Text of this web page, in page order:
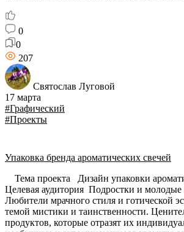
0
0
207
Святослав Луговой
17 марта
#Графический
#Проекты
Упаковка бренда ароматических свечей
Тема проекта Дизайн упаковки
Целевая аудитория Подростки и молодые
Любители мрачного стиля и готической
темой мистики и таинственности.
продуктов, которые отразят их